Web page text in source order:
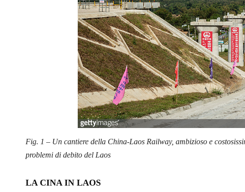
Fig. 1 – Un cantiere della China-Laos Railway, ambizioso e
problemi di debito del Laos
LA CINA IN LAOS